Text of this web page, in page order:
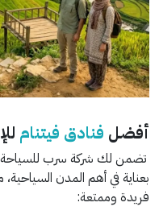
أفضل فنادق فيتنام
تضمن لك شركة سرب للسياحة
بعناية في أهم المدن
فريدة وممتعة: